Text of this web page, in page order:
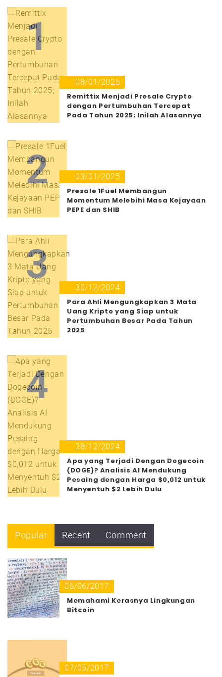
1
08/01/2025
Remittix Menjadi Presale Crypto
dengan Pertumbuhan Tercepat
Pada Tahun 2025; Inilah Alasannya
2
03/01/2025
Presale 1Fuel Membangun
Momentum Melebihi Masa Kejayaan
PEPE dan SHIB
3
30/12/2024
Para Ahli Mengungkapkan 3 Mata
Uang Kripto yang Siap untuk
Pertumbuhan Besar Pada Tahun
2025
4
28/12/2024
Apa yang Terjadi Dengan Dogecoin
(DOGE)? Analisis AI Mendukung
Pesaing dengan Harga $0,012 untuk
Menyentuh $2 Lebih Dulu
Popular Recent Comment
06/06/2017
Memahami Kerasnya Lingkungan
Bitcoin
07/05/2017